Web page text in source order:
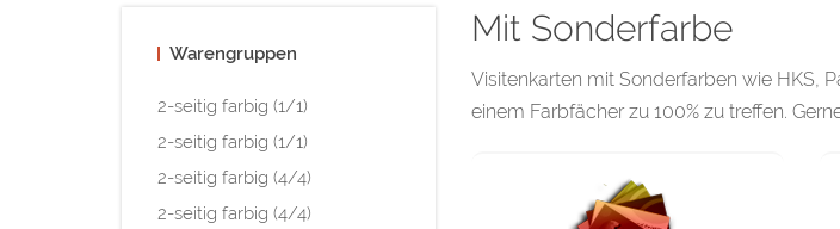
Warengruppen
2-seitig farbig (1/1)
2-seitig farbig (1/1)
2-seitig farbig (4/4)
2-seitig farbig (4/4)
Mit Sonderfarbe
Visitenkarten mit Sonderfarben wie HKS,
einem Farbfächer zu 100% zu treffen.